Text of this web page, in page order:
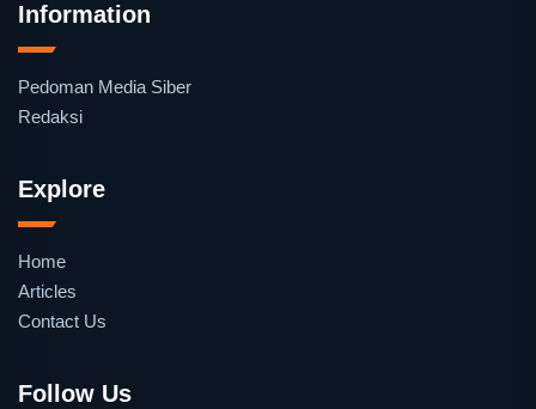
Information
Pedoman Media Siber
Redaksi
Explore
Home
Articles
Contact Us
Follow Us